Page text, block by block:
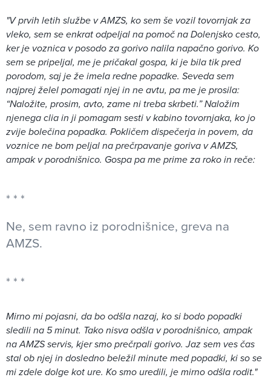
"V prvih letih službe v AMZS, ko sem še vozil tovornjak za
vleko, sem se enkrat odpeljal na pomoč na Dolenjsko cesto,
ker je voznica v posodo za gorivo nalila napačno gorivo. Ko
sem se pripeljal, me je pričakal gospa, ki je bila tik pred
porodom, saj je že imela redne popadke. Seveda sem
najprej želel pomagati njej in ne avtu, pa me je prosila:
“Naložite, prosim, avto, zame ni treba skrbeti.” Naložim
njenega clia in ji pomagam sesti v kabino tovornjaka, ko jo
zvije bolečina popadka. Pokličem dispečerja in povem, da
voznice ne bom peljal na prečrpavanje goriva v AMZS,
ampak v porodnišnico. Gospa pa me prime za roko in reče:
Ne, sem ravno iz porodnišnice, greva na
AMZS.
Mirno mi pojasni, da bo odšla nazaj, ko si bodo popadki
sledili na 5 minut. Tako nisva odšla v porodnišnico, ampak
na AMZS servis, kjer smo prečrpali gorivo. Jaz sem ves čas
stal ob njej in dosledno beležil minute med popadki, ki so se
mi zdele dolge kot ure. Ko smo uredili, je mirno odšla rodit."